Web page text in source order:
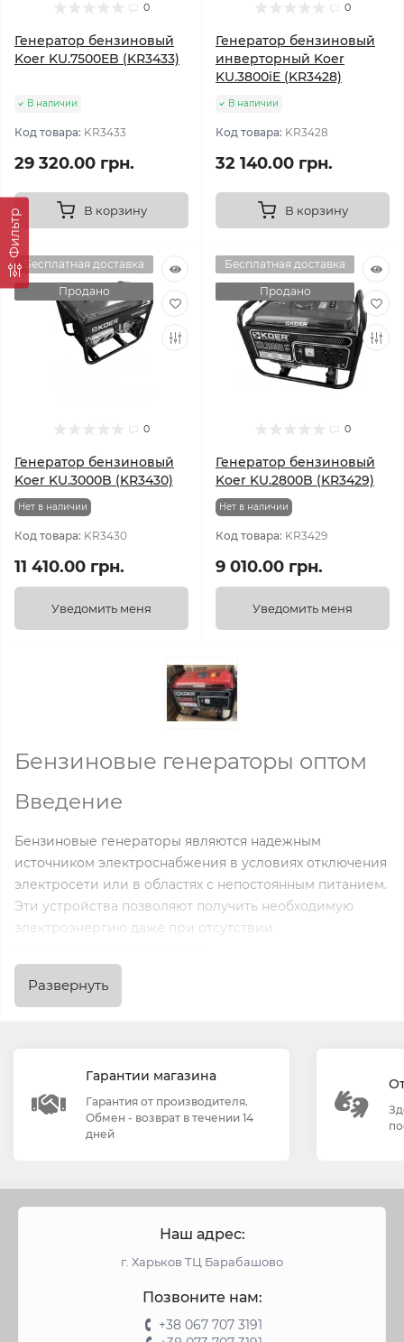
Фильтр
0
Генератор бензиновый
Koer KU.7500EB (KR3433)
В наличии
Код товара: KR3433
29 320.00 грн.
В корзину
0
Генератор бензиновый
инверторный Koer
KU.3800iE (KR3428)
В наличии
Код товара: KR3428
32 140.00 грн.
В корзину
Бесплатная доставка
Продано
0
Генератор бензиновый
Koer KU.3000B (KR3430)
Нет в наличии
Код товара: KR3430
11 410.00 грн.
Уведомить меня
Бесплатная доставка
Продано
0
Генератор бензиновый
Koer KU.2800B (KR3429)
Нет в наличии
Код товара: KR3429
9 010.00 грн.
Уведомить меня
Бензиновые генераторы оптом
Введение
Бензиновые генераторы являются надежным
источником электроснабжения в условиях отключения
электросети или в областях с непостоянным питанием.
Эти устройства позволяют получить необходимую
электроэнергию даже при отсутствии
Преимущества бензиновых
в любом месте.
2. Надежность – бензиновые генераторы обеспечивают
Как выбрать бензиновый
1. Мощность – выберите генератор с мощностью,
Развернуть
Гарантии магазина
Гарантия от производителя.
Обмен - возврат в течении 14
дней
Наш адрес:
г. Харьков ТЦ Барабашово
Позвоните нам:
+38 067 707 3191